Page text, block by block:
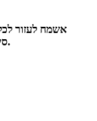
אשמח לעזור
סיוע בניתוחים סטטיסטים, כתיבת תיזה וסמינריונים.